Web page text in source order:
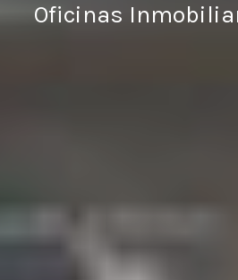
Oficinas